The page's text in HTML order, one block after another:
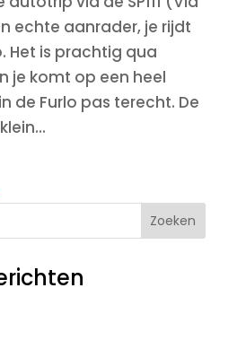
echte aanrader, je rijdt
Het is prachtig qua
je komt op een heel
de Furlo pas terecht. De